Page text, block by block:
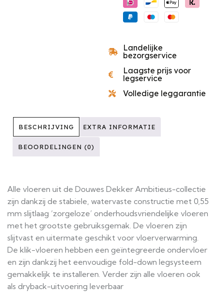
Landelijke
bezorgservice
Laagste prijs voor
legservice
Volledige leggarantie
BESCHRIJVING EXTRA INFORMATIE
BEOORDELINGEN (0)
Alle vloeren uit de Douwes Dekker Ambitieus-collectie
zijn dankzij de stabiele, watervaste constructie met 0,55
mm slijtlaag ‘zorgeloze’ onderhoudsvriendelijke vloeren
met het grootste gebruiksgemak. De vloeren zijn
slijtvast en uitermate geschikt voor vloerverwarming.
De klik-vloeren hebben een geïntegreerde ondervloer
en zijn dankzij het eenvoudige fold-down legsysteem
gemakkelijk te installeren. Verder zijn alle vloeren ook
als dryback-uitvoering leverbaar